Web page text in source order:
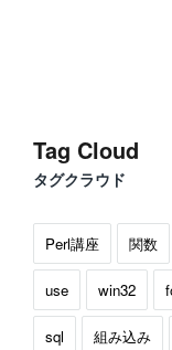
Tag Cloud
タグクラウド
Perl講座 関数
use win32
sql 組み込み